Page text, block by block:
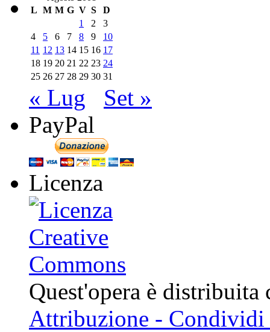
L M M G V S
D
1
2
3
4
5 6 7 8 9
10
11 12 13 14 15 16 17
18 19 20 21 22 23 24
25 26 27 28 29 30 31
« Lug
Set »
PayPal
Licenza
Quest'opera è
Attribuzione - Condividi